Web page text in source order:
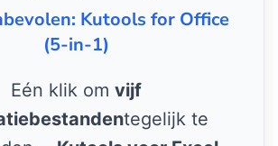
Kutools for Office
(5-in-1)
Eén klik om vijf
tegelijk te